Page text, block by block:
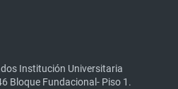
Institución Universitaria
Bloque Fundacional- Piso 1.